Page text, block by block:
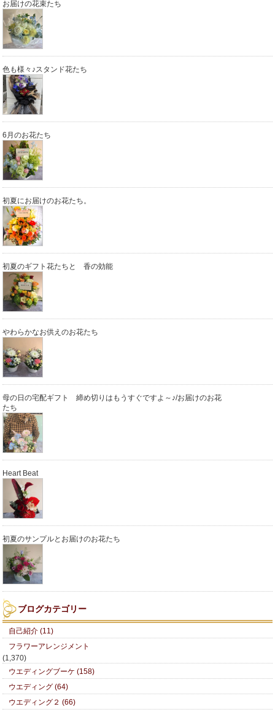
お届けの花束たち
色も様々♪スタンド花たち
6月のお花たち
初夏にお届けのお花たち。
初夏のギフト花たちと 香の効能
やわらかなお供えのお花たち
母の日の宅配ギフト 締め切りはもうすぐですよ～♪/お届けのお花
たち
Heart Beat
初夏のサンプルとお届けのお花たち
ブログカテゴリー
自己紹介 (11)
フラワーアレンジメント
(1,370)
ウエディングブーケ (158)
ウエディング (64)
ウエディング２ (66)